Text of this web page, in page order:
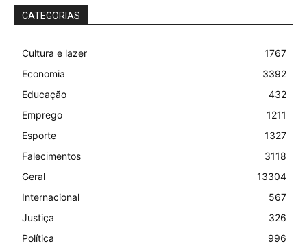
CATEGORIAS
Cultura e lazer
1767
Economia
3392
Educação
432
Emprego
1211
Esporte
1327
Falecimentos
3118
Geral
13304
Internacional
567
Justiça
326
Política
996